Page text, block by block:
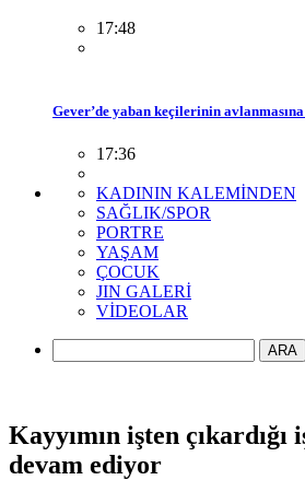
17:48
Gever’de yaban keçilerinin
17:36
KADININ KALEMİNDEN
SAĞLIK/SPOR
PORTRE
YAŞAM
ÇOCUK
JIN GALERİ
VİDEOLAR
ARA
Kayyımın işten
devam ediyor